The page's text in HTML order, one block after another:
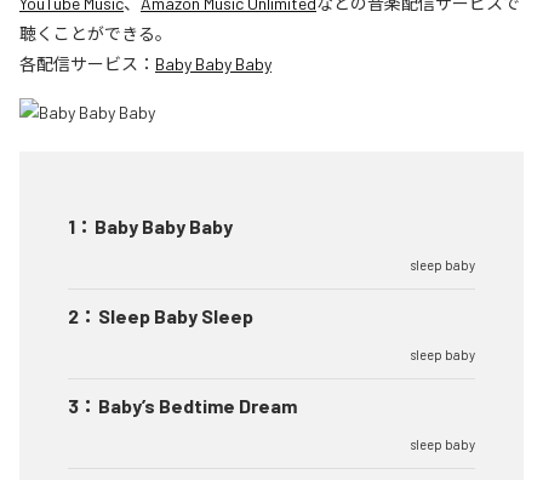
聴くことができる。
各配信サービス： Baby Baby Baby
1 ： Baby Baby Baby
sleep baby
2 ： Sleep Baby Sleep
sleep baby
3 ： Baby’s Bedtime Dream
sleep baby